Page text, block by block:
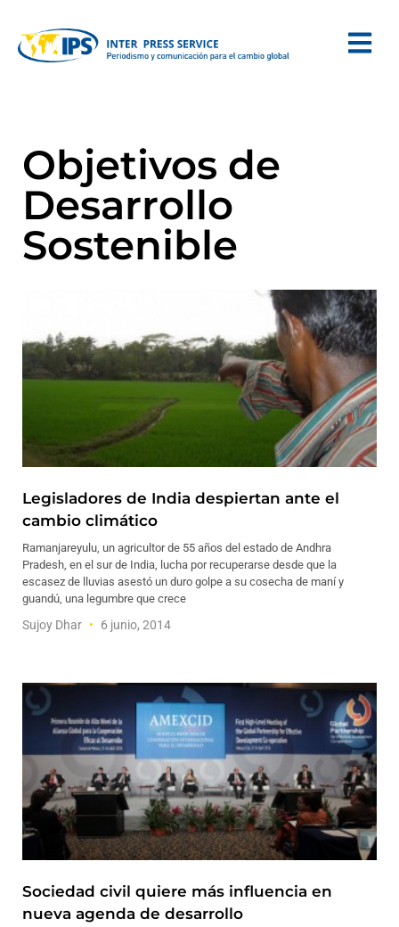
Objetivos de
Desarrollo
Sostenible
Legisladores de India despiertan ante el
cambio climático
Ramanjareyulu, un agricultor de 55 años del estado de Andhra
Pradesh, en el sur de India, lucha por recuperarse desde que la
escasez de lluvias asestó un duro golpe a su cosecha de maní y
guandú, una legumbre que crece
Sujoy Dhar 6 junio, 2014
Sociedad civil quiere más influencia en
nueva agenda de desarrollo